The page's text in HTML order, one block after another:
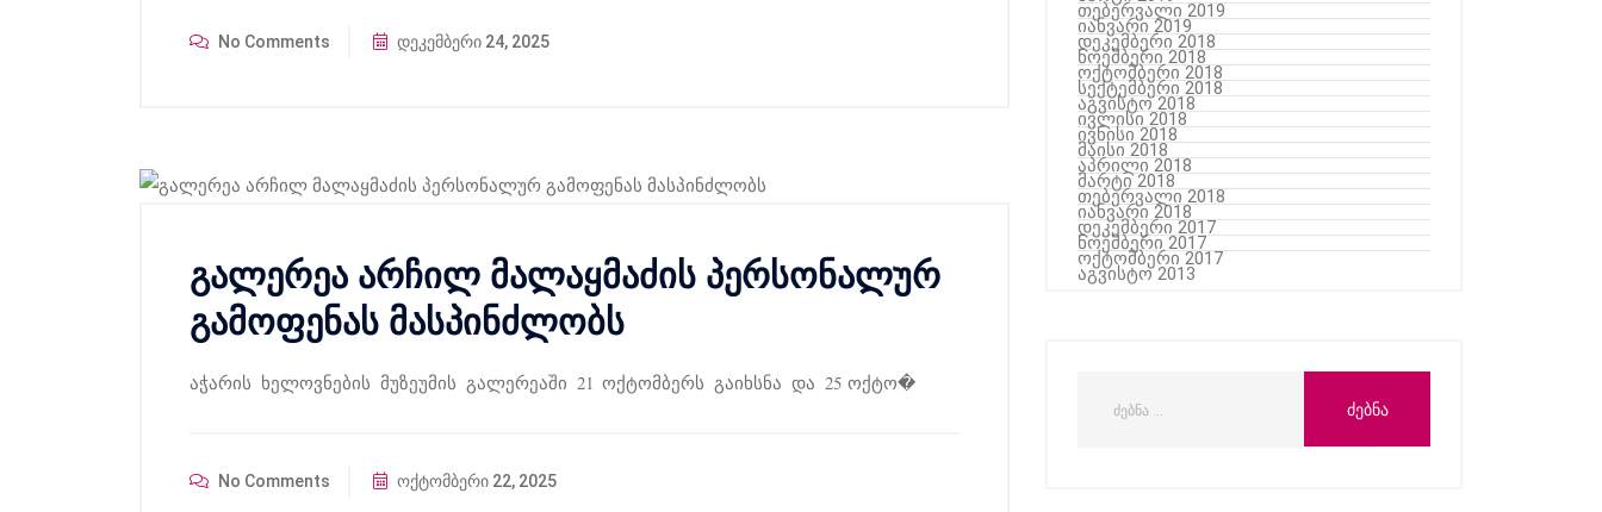
No Comments დეკემბერი 24, 2025
გალერეა არჩილ მალაყმაძის პერსონალურ
გამოფენას მასპინძლობს
აჭარის ხელოვნების მუზეუმის გალერეაში 21 ოქტომბერს გაიხსნა და 25 ოქტო�
No Comments ოქტომბერი 22, 2025
თებერვალი 2019
იანვარი 2019
დეკემბერი 2018
ნოემბერი 2018
ოქტომბერი 2018
სექტემბერი 2018
აგვისტო 2018
ივლისი 2018
ივნისი 2018
მაისი 2018
აპრილი 2018
მარტი 2018
თებერვალი 2018
იანვარი 2018
დეკემბერი 2017
ნოემბერი 2017
ოქტომბერი 2017
აგვისტო 2013